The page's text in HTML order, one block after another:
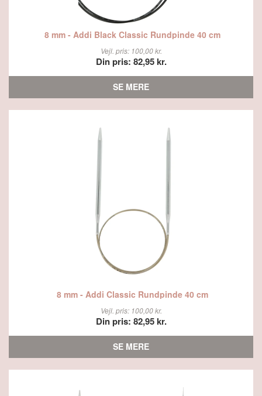
8 mm - Addi Black Classic Rundpinde 40 cm
Vejl. pris: 100,00 kr.
Din pris: 82,95 kr.
SE MERE
8 mm - Addi Classic Rundpinde 40 cm
Vejl. pris: 100,00 kr.
Din pris: 82,95 kr.
SE MERE